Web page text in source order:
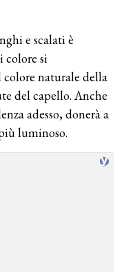
e scalati è
colore si
colore naturale della
del capello. Anche
adesso, donerà a
luminoso.